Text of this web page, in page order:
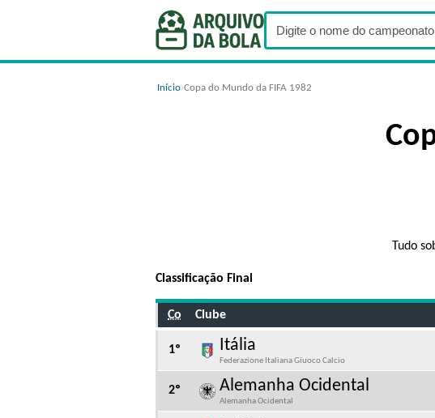
Início›Copa do Mundo da FIFA 1982
Tudo
Classificação Final
Co Clube
1º Itália
Federazione Italiana Giuoco Calcio
2º Alemanha Ocidental
Alemanha Ocidental